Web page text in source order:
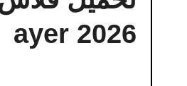
ayer 2026